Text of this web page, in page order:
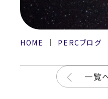
HOME PERCブログ
一覧